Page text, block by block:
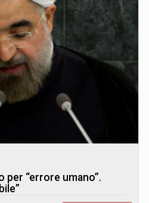
per “errore umano”.